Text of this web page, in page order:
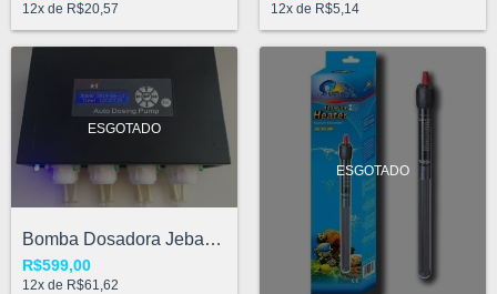
12x de R$20,57 12x de R$5,14
ESGOTADO
Bomba Dosadora Jebao 4 Canais Dp-4 - Bal...
R$599,00
12x de R$61,62
ESGOTADO